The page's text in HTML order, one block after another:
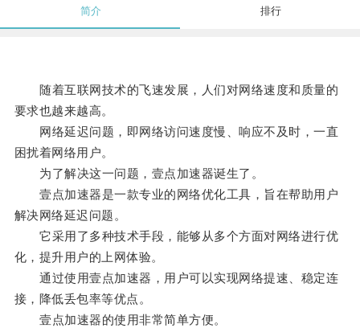
简介 排行
随着互联网技术的飞速发展，人们对网络速度和质量的
要求也越来越高。
网络延迟问题，即网络访问速度慢、响应不及时，一直
困扰着网络用户。
为了解决这一问题，壹点加速器诞生了。
壹点加速器是一款专业的网络优化工具，旨在帮助用户
解决网络延迟问题。
它采用了多种技术手段，能够从多个方面对网络进行优
化，提升用户的上网体验。
通过使用壹点加速器，用户可以实现网络提速、稳定连
接，降低丢包率等优点。
壹点加速器的使用非常简单方便。